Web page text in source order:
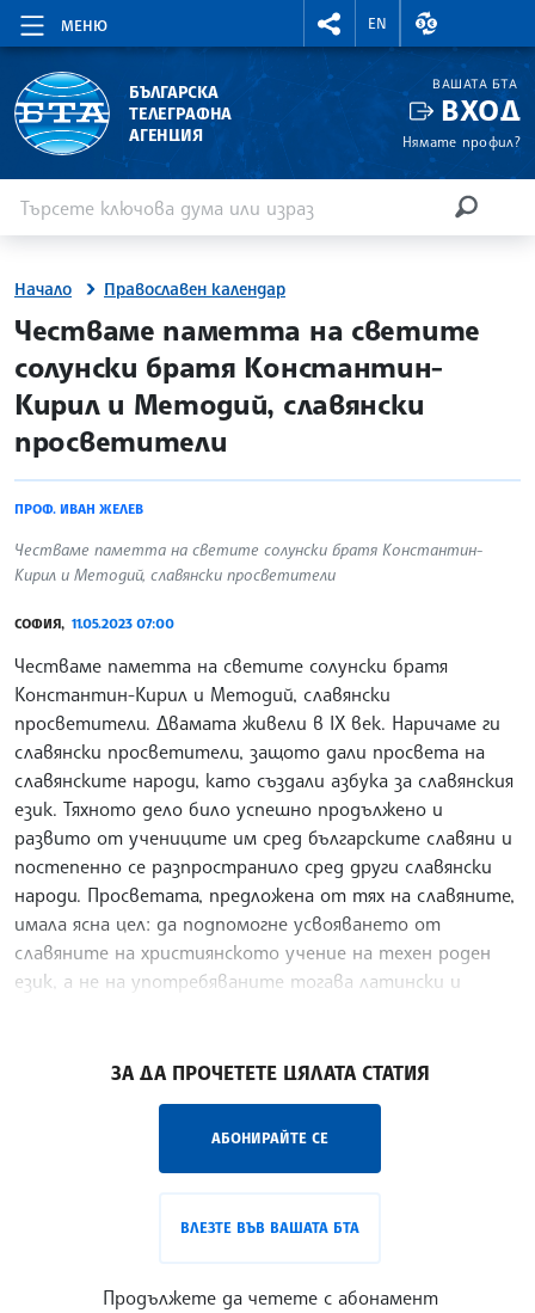
МЕНЮ
RIGHTMENU.SOCIAL
EN
ВАЛУТНИ
БЪЛГАРСКА
ТЕЛЕГРАФНА
АГЕНЦИЯ
ВАШАТА БТА
ВХОД
Нямате профил?
Начало Православен календар
site.bta
Честваме паметта на светите
солунски братя Константин-
Кирил и Методий, славянски
просветители
ПРОФ. ИВАН ЖЕЛЕВ
Честваме паметта на светите солунски братя Константин-
Кирил и Методий, славянски просветители
СОФИЯ, 11.05.2023 07:00
Честваме паметта на светите солунски братя
Константин-Кирил и Методий, славянски
просветители. Двамата живели в IX век. Наричаме ги
славянски просветители, защото дали просвета на
славянските народи, като създали азбука за славянския
език. Тяхното дело било успешно продължено и
развито от учениците им сред българските славяни и
постепенно се разпространило сред други славянски
народи. Просветата, предложена от тях на славяните,
имала ясна цел: да подпомогне усвояването от
славяните на християнското учение на техен роден
език, а не на употребяваните тогава латински и
ЗА ДА ПРОЧЕТЕТЕ ЦЯЛАТА СТАТИЯ
АБОНИРАЙТЕ СЕ
ВЛЕЗТЕ ВЪВ ВАШАТА БТА
Продължете да четете с абонамент